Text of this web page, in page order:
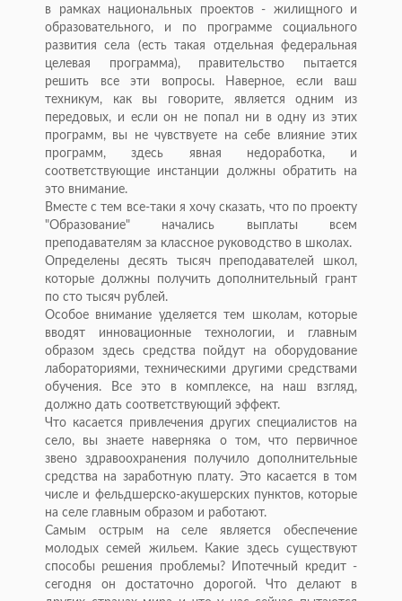
в рамках национальных проектов - жилищного и
образовательного, и по программе социального
развития села (есть такая отдельная федеральная
целевая программа), правительство пытается
решить все эти вопросы. Наверное, если ваш
техникум, как вы говорите, является одним из
передовых, и если он не попал ни в одну из этих
программ, вы не чувствуете на себе влияние этих
программ, здесь явная недоработка, и
соответствующие инстанции должны обратить на
это внимание.
Вместе с тем все-таки я хочу сказать, что по проекту
"Образование" начались выплаты всем
преподавателям за классное руководство в школах.
Определены десять тысяч преподавателей школ,
которые должны получить дополнительный грант
по сто тысяч рублей.
Особое внимание уделяется тем школам, которые
вводят инновационные технологии, и главным
образом здесь средства пойдут на оборудование
лабораториями, техническими другими средствами
обучения. Все это в комплексе, на наш взгляд,
должно дать соответствующий эффект.
Что касается привлечения других специалистов на
село, вы знаете наверняка о том, что первичное
звено здравоохранения получило дополнительные
средства на заработную плату. Это касается в том
числе и фельдшерско-акушерских пунктов, которые
на селе главным образом и работают.
Самым острым на селе является обеспечение
молодых семей жильем. Какие здесь существуют
способы решения проблемы? Ипотечный кредит -
сегодня он достаточно дорогой. Что делают в